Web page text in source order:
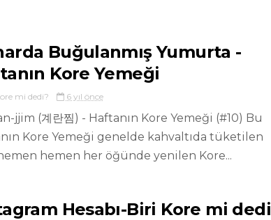
Buğulanmış Yumurta -
Kore Yemeği
mi dedi? 6 yıl önce
jjim (계란찜) - Haftanın Kore Yemeği (#10) Bu
Kore Yemeği genelde kahvaltıda tüketilen
hemen her öğünde yenilen Kore...
Hesabı-Biri Kore mi dedi